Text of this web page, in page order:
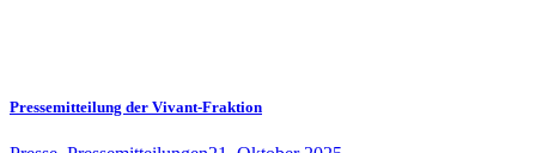
Pressemitteilung der Vivant-Fraktion